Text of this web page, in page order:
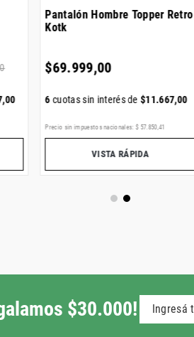
,00
Pantalón Hombre Topper Retro
Kotk
$69.999,00
6cuotas sin interés de$11.667,00
Precio sin impuestos nacionales: $ 57.850 ,41
VISTA RÁPIDA
$30.000!